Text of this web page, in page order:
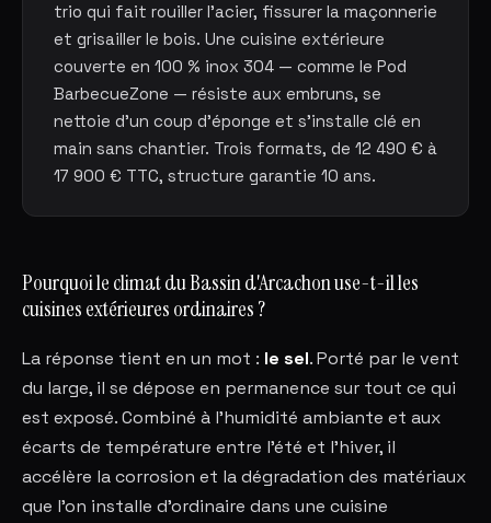
trio qui fait rouiller l'acier, fissurer la maçonnerie
et grisailler le bois. Une cuisine extérieure
couverte en 100 % inox 304 — comme le Pod
BarbecueZone — résiste aux embruns, se
nettoie d'un coup d'éponge et s'installe clé en
main sans chantier. Trois formats, de 12 490 € à
17 900 € TTC, structure garantie 10 ans.
Pourquoi le climat du Bassin d'Arcachon use-t-il les
cuisines extérieures ordinaires ?
La réponse tient en un mot : le sel. Porté par le vent
du large, il se dépose en permanence sur tout ce qui
est exposé. Combiné à l'humidité ambiante et aux
écarts de température entre l'été et l'hiver, il
accélère la corrosion et la dégradation des matériaux
que l'on installe d'ordinaire dans une cuisine